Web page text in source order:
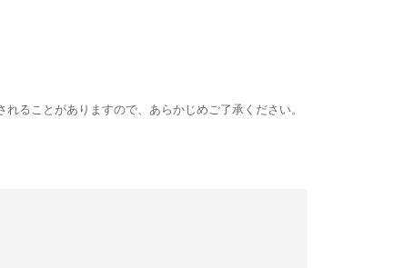
ることがありますので、あらかじめご了承ください。